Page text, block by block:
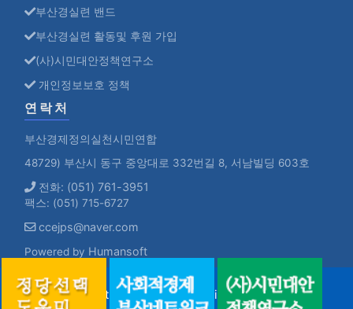
부산경실련 밴드
부산경실련 활동및 후원 가입
(사)시민대안정책연구소
개인정보보호 정책
연락처
부산경제정의실천시민연합
48729) 부산시 동구 중앙대로 332번길 8, 서남빌딩 603호
전화: (051) 761-3951
팩스: (051) 715-6727
ccejps@naver.com
Powered by Humansoft
Copyright © 부산경실련.All rights reserved.